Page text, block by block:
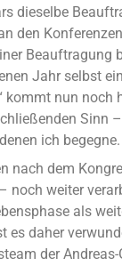
dieselbe
den
Beauftragung
Jahr selbst
kommt nun noch
Sinn
ich begegne.
nach dem
noch weiter
als
es daher
der